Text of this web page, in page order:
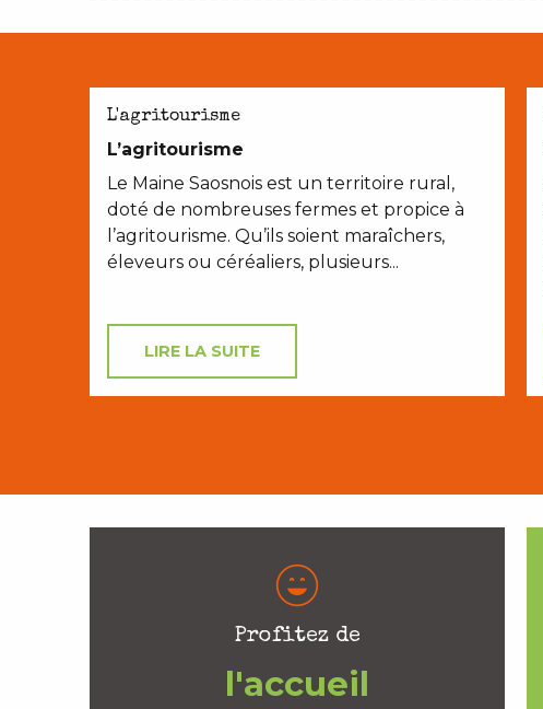
L'agritourisme
L’agritourisme
Le Maine Saosnois est un territoire rural,
doté de nombreuses fermes et propice à
l’agritourisme. Qu’ils soient maraîchers,
éleveurs ou céréaliers, plusieurs...
LIRE LA SUITE
Profitez de
l'accueil